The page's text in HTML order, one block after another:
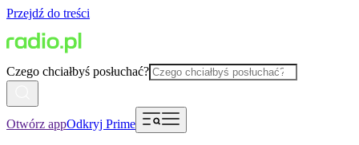
Przejdź do treści
Czego chciałbyś posłuchać?
Otwórz appOdkryj Prime